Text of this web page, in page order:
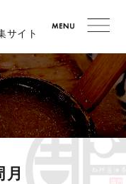
サイト